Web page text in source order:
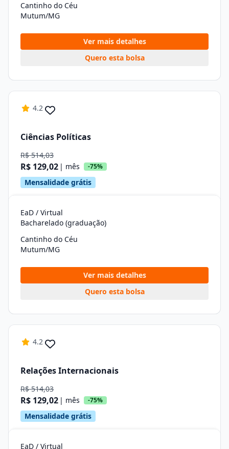
Cantinho do Céu
Mutum/MG
Ver mais detalhes
Quero esta bolsa
4.2
Ciências Políticas
R$ 514,03
R$ 129,02 | mês -75%
Mensalidade grátis
EaD / Virtual
Bacharelado (graduação)
Cantinho do Céu
Mutum/MG
Ver mais detalhes
Quero esta bolsa
4.2
Relações Internacionais
R$ 514,03
R$ 129,02 | mês -75%
Mensalidade grátis
EaD / Virtual